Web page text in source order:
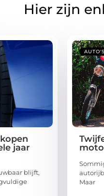
Hier zijn
jaar
blijft,
Maar